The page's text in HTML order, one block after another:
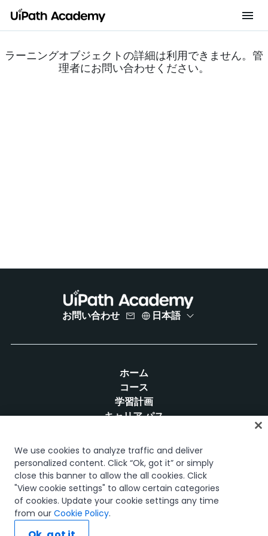
ラーニングオブジェクトの詳細は利用できません。管
理者にお問い合わせください。
お問い合わせ 日本語
ホーム
コース
学習計画
キャリア パス
リソース
SNS
We use cookies to analyze traffic and deliver
personalized content. Click “Ok, got it” or simply
close this banner to allow the all cookies. Click
"View cookie settings" to allow certain categories
of cookies. Update your cookie settings any time
from our Cookie Policy.